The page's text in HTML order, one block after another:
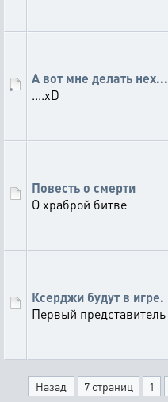
А вот мне делать нех...
....xD
Повесть о смерти
О храброй битве
Ксерджи будут в игре.
Первый представитель
Назад 7 страниц 1